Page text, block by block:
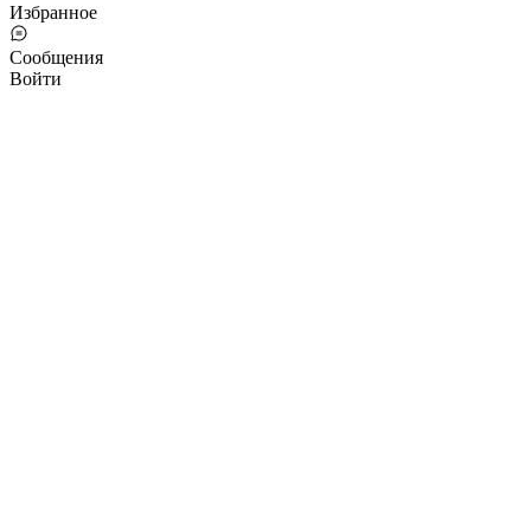
Избранное
Сообщения
Войти